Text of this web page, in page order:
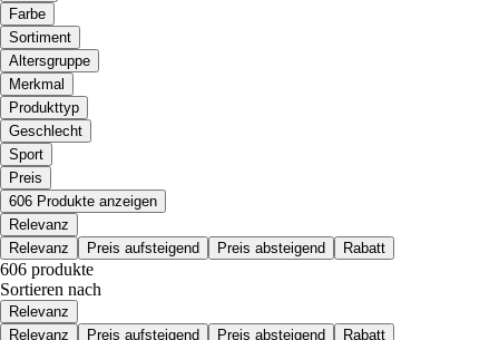
Farbe
Sortiment
Altersgruppe
Merkmal
Produkttyp
Geschlecht
Sport
Preis
606 Produkte anzeigen
Relevanz
Relevanz
Preis aufsteigend Preis absteigend Rabatt
606 produkte
Sortieren nach
Relevanz
Relevanz
Preis aufsteigend Preis absteigend Rabatt